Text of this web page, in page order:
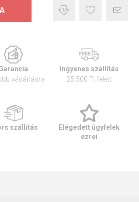
vásárlásra
Ingyenes szállítás
25 500 Ft felett
szállítás
Elégedett ügyfelek
ezrei